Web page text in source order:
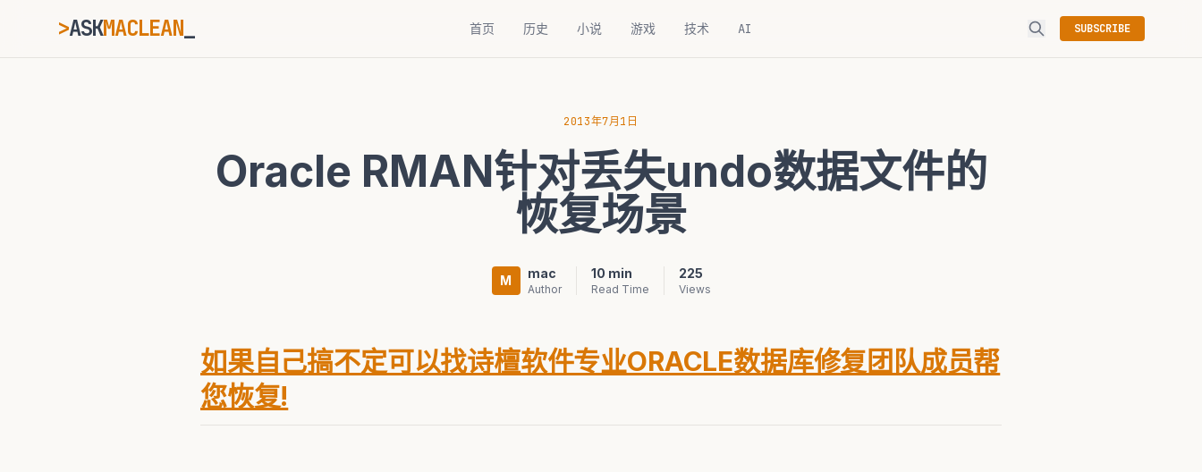
>ASKMACLEAN 首页 历史 小说 游戏 技术 AI SUBSCRIBE
2013年7月1日
Oracle RMAN针对丢失undo数据文件的
恢复场景
M mac
Author
10 min
Read Time
225
Views
如果自己搞不定可以找诗檀软件专业ORACLE数据库修复团队成员帮
您恢复!